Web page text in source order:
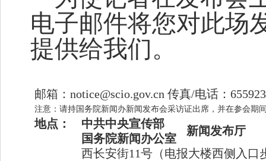
电子邮件将您对此场
提供给我们。
邮箱： notice@scio.gov.cn 传真/电话：
注意：请持国务院新闻办新闻发布会采访证出席，并在参会期
地点： 中共中央宣传部
新闻发布厅
国务院新闻办公室
西长安街11号（电报大楼西侧入口